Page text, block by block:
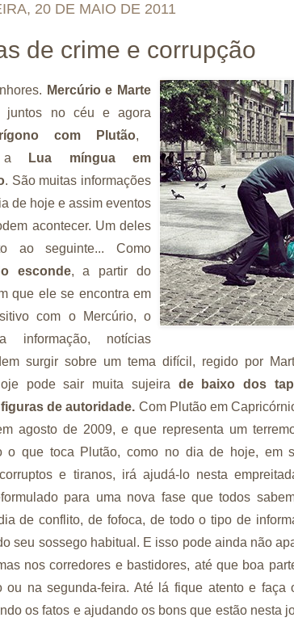
20 DE MAIO DE 2011
de crime e corrupção
Mercúrio e Marte
juntos no céu e agora
com Plutão,
a
Lua míngua em
. São muitas informações
de hoje e assim eventos
acontecer. Um deles
ao seguinte... Como
esconde, a partir do
que ele se encontra em
com o Mercúrio, o
informação, notícias
surgir sobre um tema difícil, regido por
pode sair muita sujeira de baixo dos
de autoridade. Com Plutão em
agosto de 2009, e que representa um
o que toca Plutão, como no dia de hoje, em
e tiranos, irá ajudá-lo nesta
para uma nova fase que todos
de conflito, de fofoca, de todo o tipo de
seu sossego habitual. E isso pode ainda não
nos corredores e bastidores, até que boa
ou na segunda-feira. Até lá fique atento e
os fatos e ajudando os bons que estão nesta